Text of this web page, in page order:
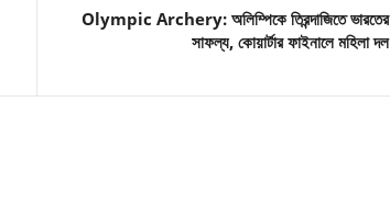
Olympic Archery: অলিম্পিকে তিরন্দাজিতে ভারতের
সাফল্য, কোয়ার্টার ফাইনালে মহিলা দল